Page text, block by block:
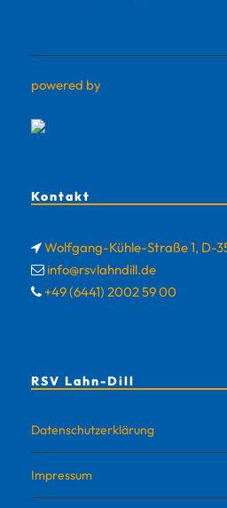
powered by
Kontakt
Wolfgang-Kühle-Straße 1, D-
info@rsvlahndill.de
+49 (6441) 2002 59 00
RSV Lahn-Dill
Datenschutzerklärung
Impressum